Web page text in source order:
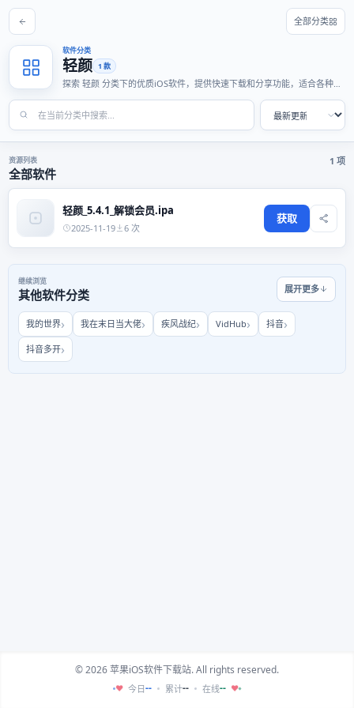
全部分类
软件分类
轻颜 1 款
探索 轻颜 分类下的优质iOS软件，提供快速下载和分享功能，适合各种使
资源列表
全部软件
1 项
轻颜_5.4.1_解锁会员.ipa
2025-11-19 6 次
获取
继续浏览
其他软件分类 展开更多
我的世界 我在末日当大佬 疾风战纪 VidHub 抖音
抖音多开
© 2026 苹果iOS软件下载站. All rights reserved.
♥ 今日-- 累计-- 在线-- ♥